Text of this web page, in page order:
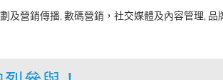
及營銷傳播, 數碼營銷，社交媒體及內容管理,